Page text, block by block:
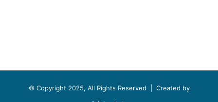
© Copyright 2025, All Rights Reserved | Created by